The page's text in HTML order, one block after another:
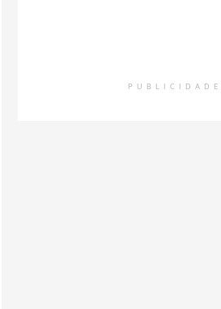
PUBLICIDADE